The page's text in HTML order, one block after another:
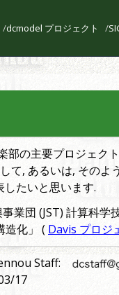
dcmodel プロジェクト
の主要プロジェク
て, あるいは, その
たいと思います.
業団 (JST) 計算科
造化」 ( Davis プロジ
Staff:
17